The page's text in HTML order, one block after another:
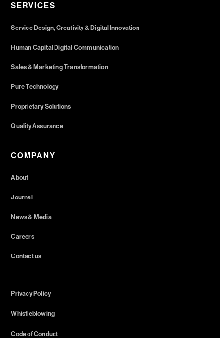
SERVICES
Service Design, Creativity & Digital Innovation
Human Capital Digital Communication
Sales & Marketing Transformation
Pure Technology
Proprietary Solutions
Quality Assurance
COMPANY
About
Journal
News & Media
Careers
Contact us
Privacy Policy
Whistleblowing
Code of Conduct